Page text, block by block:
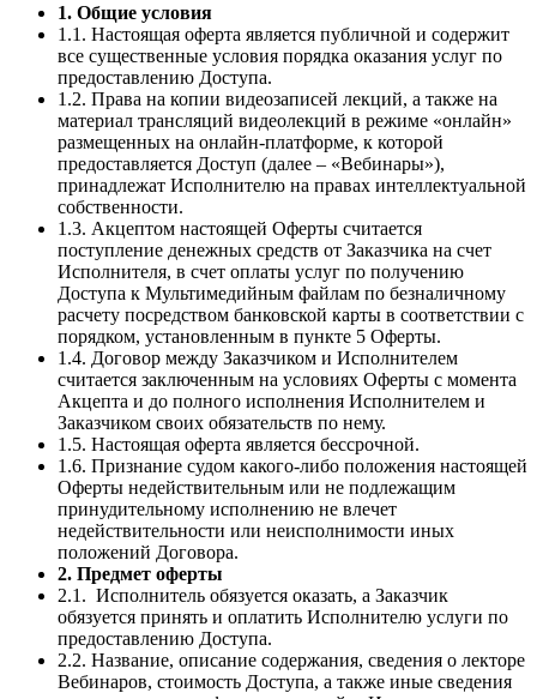
1. Общие условия
1.1. Настоящая оферта является публичной и содержит
все существенные условия порядка оказания услуг по
предоставлению Доступа.
1.2. Права на копии видеозаписей лекций, а также на
материал трансляций видеолекций в режиме «онлайн»
размещенных на онлайн-платформе, к которой
предоставляется Доступ (далее – «Вебинары»),
принадлежат Исполнителю на правах интеллектуальной
собственности.
1.3. Акцептом настоящей Оферты считается
поступление денежных средств от Заказчика на счет
Исполнителя, в счет оплаты услуг по получению
Доступа к Мультимедийным файлам по безналичному
расчету посредством банковской карты в соответствии с
порядком, установленным в пункте 5 Оферты.
1.4. Договор между Заказчиком и Исполнителем
считается заключенным на условиях Оферты с момента
Акцепта и до полного исполнения Исполнителем и
Заказчиком своих обязательств по нему.
1.5. Настоящая оферта является бессрочной.
1.6. Признание судом какого-либо положения настоящей
Оферты недействительным или не подлежащим
принудительному исполнению не влечет
недействительности или неисполнимости иных
положений Договора.
2. Предмет оферты
2.1. Исполнитель обязуется оказать, а Заказчик
обязуется принять и оплатить Исполнителю услуги по
предоставлению Доступа.
2.2. Название, описание содержания, сведения о лекторе
Вебинаров, стоимость Доступа, а также иные сведения